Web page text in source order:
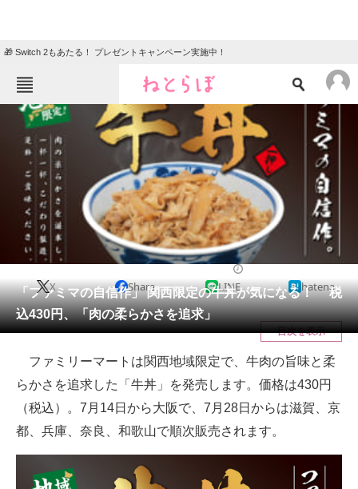
🎁 Switch 2もあたる！ プレゼントキャンペーン実施中！
ねとらぼメニュー
TOP ニュース
エンタメ クイズ
グルメ 地域
住まい 教育・育児
リサーチ
会員記事
メディア
注目記事を集めた総合ページ
ITの今と未来を見通す
スマホと通信の最新トレンド
「ファミマの自信作」 関西限定の牛丼が気になる！ 税
込430円、「肉の柔らかさを追求」
X Share LINE hatena
目次を表示
ファミリーマートは関西地域限定で、牛肉の旨味と柔
らかさを追求した「牛丼」を発売します。価格は430円
（税込）。7月14日から大阪で、7月28日からは滋賀、京
都、兵庫、奈良、和歌山で順次販売されます。